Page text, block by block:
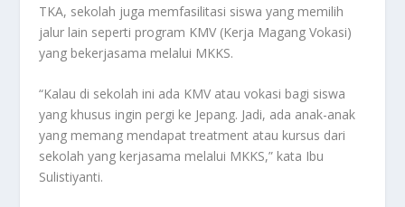
TKA, sekolah juga memfasilitasi siswa yang memilih
jalur lain seperti program KMV (Kerja Magang Vokasi)
yang bekerjasama melalui MKKS.
“Kalau di sekolah ini ada KMV atau vokasi bagi siswa
yang khusus ingin pergi ke Jepang. Jadi, ada anak-anak
yang memang mendapat treatmentatau kursus dari
sekolah yang kerjasama melalui MKKS,” kata Ibu
Sulistiyanti.